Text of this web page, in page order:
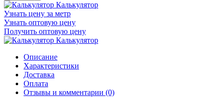
Калькулятор
Узнать цену за метр
Узнать оптовую цену
Получить оптовую цену
Калькулятор
Описание
Характеристики
Доставка
Оплата
Отзывы и комментарии (0)